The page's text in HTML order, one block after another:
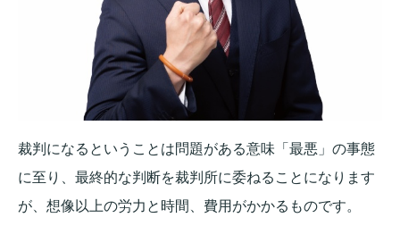
裁判になるということは問題がある意味「最悪」の事態
に至り、最終的な判断を裁判所に委ねることになります
が、想像以上の労力と時間、費用がかかるものです。